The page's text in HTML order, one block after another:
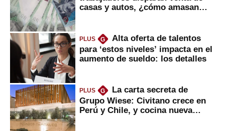
casas y autos, ¿cómo amasan
PLUS G
Alta oferta de talentos
para ‘estos niveles’ impacta en el
aumento de sueldo: los detalles
PLUS G
La carta secreta de
Grupo Wiese: Civitano crece en
Perú y Chile, y cocina nueva